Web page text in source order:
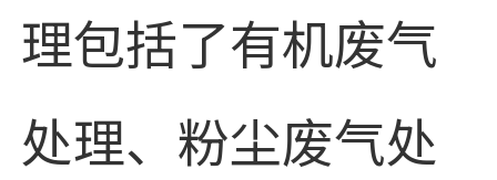
理包括了有机废气
处理、粉尘废气处